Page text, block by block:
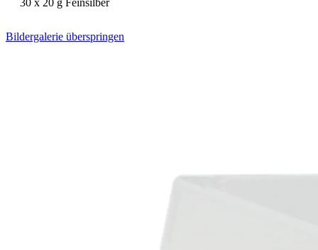
30 x 20 g Feinsilber
Bildergalerie überspringen